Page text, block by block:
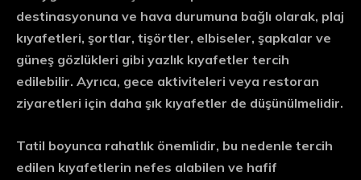
destinasyonuna ve hava durumuna bağlı olarak, plaj
kıyafetleri, şortlar, tişörtler, elbiseler, şapkalar ve
güneş gözlükleri gibi yazlık kıyafetler tercih
edilebilir. Ayrıca, gece aktiviteleri veya restoran
ziyaretleri için daha şık kıyafetler de düşünülmelidir.
Tatil boyunca rahatlık önemlidir, bu nedenle tercih
edilen kıyafetlerin nefes alabilen ve hafif